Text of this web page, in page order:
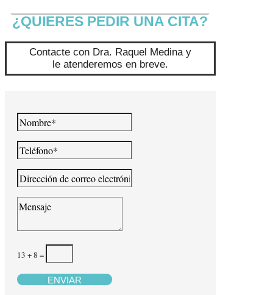
¿QUIERES PEDIR UNA CITA?
Contacte con Dra. Raquel Medina y
le atenderemos en breve.
Nombre*
Teléfono*
Dirección
de
correo
electrónico*
Mensaje
13 + 8 =
ENVIAR